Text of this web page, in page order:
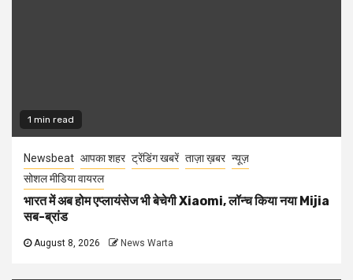
1 min read
Newsbeat आपका शहर ट्रेंडिंग खबरें ताज़ा ख़बर न्यूज़
सोशल मीडिया वायरल
भारत में अब होम एप्लायंसेज भी बेचेगी Xiaomi, लॉन्च किया नया Mijia
सब-ब्रांड
August 8, 2026 News Warta